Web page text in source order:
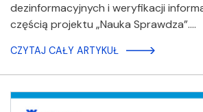
dezinformacyjnych i weryfikacji
częścią projektu „Nauka Sprawdza”.…
CZYTAJ CAŁY ARTYKUŁ